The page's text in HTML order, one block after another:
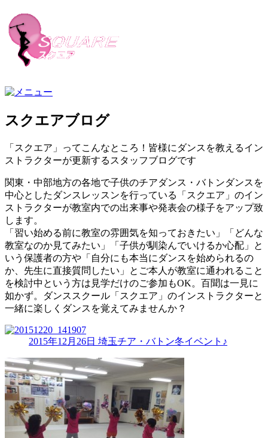
スクエアブログ
「スクエア」ってこんなところ！皆様にダンスを教えるイン
ストラクターが更新するスタッフブログです
関東・中部地方の各地で子供のチアダンス・バトンダンスを
中心としたダンスレッスンを行っている「スクエア」のイン
ストラクターが教室内での出来事や発表会の様子をアップ致
します。
「習い始める前に教室の雰囲気を知っておきたい」「どんな
教室なのか見てみたい」「子供が馴染んでいけるか心配」と
いう保護者の方や「自分にも本当にダンスを始められるの
か、先生に直接質問したい」とご本人が教室に通われること
を検討中という方は見学だけのご参加もOK。百聞は一見に
如かず。ダンススクール「スクエア」のインストラクターと
一緒に楽しくダンスを覚えてみませんか？
2015年12月26日 埼玉チア・バトン冬イベント♪